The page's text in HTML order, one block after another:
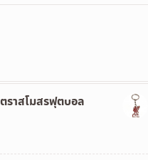
าสโมสรฟุตบอล